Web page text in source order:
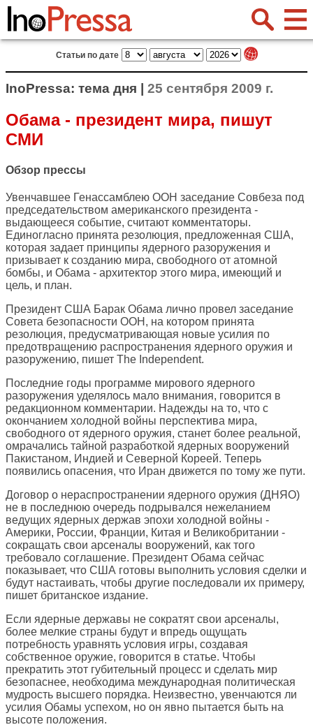
Статьи по дате
InoPressa: тема дня | 25 сентября 2009 г.
Обама - президент мира, пишут
СМИ
Обзор прессы
Увенчавшее Генассамблею ООН заседание Совбеза под
председательством американского президента -
выдающееся событие, считают комментаторы.
Единогласно принята резолюция, предложенная США,
которая задает принципы ядерного разоружения и
призывает к созданию мира, свободного от атомной
бомбы, и Обама - архитектор этого мира, имеющий и
цель, и план.
Президент США Барак Обама лично провел заседание
Совета безопасности ООН, на котором принята
резолюция, предусматривающая новые усилия по
предотвращению распространения ядерного оружия и
разоружению, пишет The Independent.
Последние годы программе мирового ядерного
разоружения уделялось мало внимания, говорится в
редакционном комментарии. Надежды на то, что с
окончанием холодной войны перспектива мира,
свободного от ядерного оружия, станет более реальной,
омрачались тайной разработкой ядерных вооружений
Пакистаном, Индией и Северной Кореей. Теперь
появились опасения, что Иран движется по тому же пути.
Договор о нераспространении ядерного оружия (ДНЯО)
не в последнюю очередь подрывался нежеланием
ведущих ядерных держав эпохи холодной войны -
Америки, России, Франции, Китая и Великобритании -
сокращать свои арсеналы вооружений, как того
требовало соглашение. Президент Обама сейчас
показывает, что США готовы выполнить условия сделки и
будут настаивать, чтобы другие последовали их примеру,
пишет британское издание.
Если ядерные державы не сократят свои арсеналы,
более мелкие страны будут и впредь ощущать
потребность уравнять условия игры, создавая
собственное оружие, говорится в статье. Чтобы
прекратить этот губительный процесс и сделать мир
безопаснее, необходима международная политическая
мудрость высшего порядка. Неизвестно, увенчаются ли
усилия Обамы успехом, но он явно пытается быть на
высоте положения.